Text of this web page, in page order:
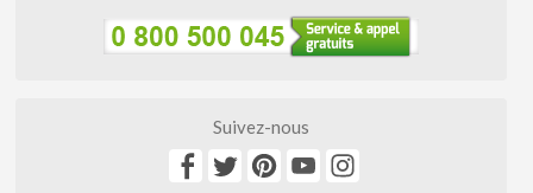
Suivez-nous